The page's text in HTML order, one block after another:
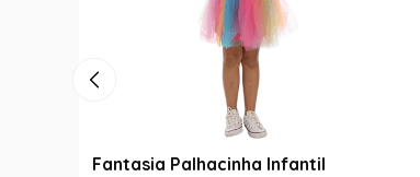
Fantasia Palhacinha Infantil